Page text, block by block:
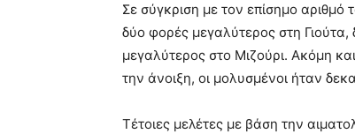
Σε σύγκριση με τον επίσημο
δύο φορές μεγαλύτερος στη
μεγαλύτερος στο Μιζούρι. Ακόμη
την άνοιξη, οι μολυσμένοι ήταν
Τέτοιες μελέτες με βάση την